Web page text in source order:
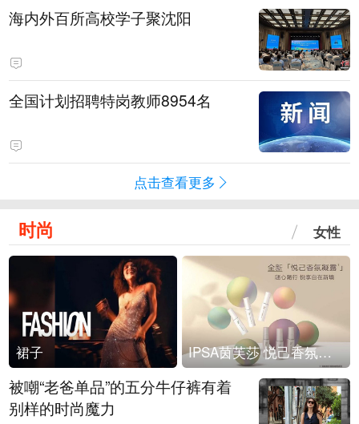
海内外百所高校学子聚沈阳
全国计划招聘特岗教师8954名
点击查看更多
时尚 女性
裙子 IPSA茵芙莎 悦己香氛凝露上市
被嘲“老爸单品”的五分牛仔裤有着
别样的时尚魔力